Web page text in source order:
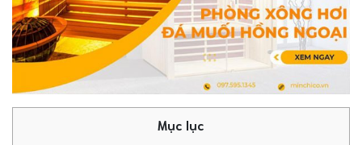
Mục lục